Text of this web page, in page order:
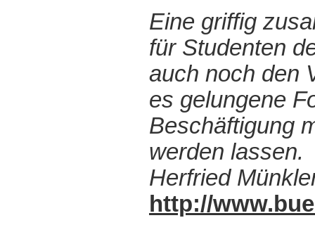
Eine griffig
für Studenten
auch noch den
es gelungene
Beschäftigung
werden lassen.
Herfried
http://